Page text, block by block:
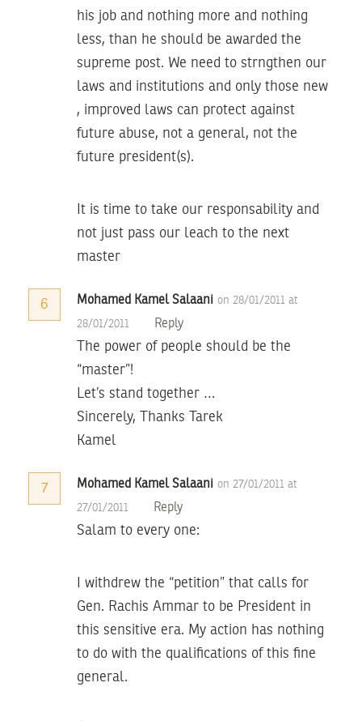
his job and nothing more and nothing
less, than he should be awarded the
supreme post. We need to strngthen our
laws and institutions and only those new
, improved laws can protect against
future abuse, not a general, not the
future president(s).
It is time to take our responsability and
not just pass our leach to the next
master
6 Mohamed Kamel Salaani on 28/01/2011 at
28/01/2011 Reply
The power of people should be the
“master”!
Let’s stand together …
Sincerely, Thanks Tarek
Kamel
7 Mohamed Kamel Salaani on 27/01/2011 at
27/01/2011 Reply
Salam to every one:
I withdrew the “petition” that calls for
Gen. Rachis Ammar to be President in
this sensitive era. My action has nothing
to do with the qualifications of this fine
general.